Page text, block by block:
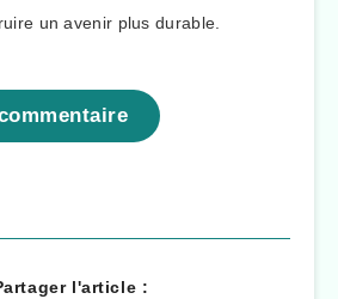
un avenir plus durable.
l'article :